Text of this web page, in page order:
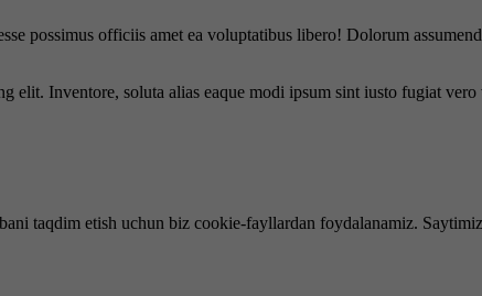
possimus officiis amet ea voluptatibus libero! Dolorum
elit. Inventore, soluta alias eaque modi ipsum sint iusto fugiat vero
taqdim etish uchun biz cookie-fayllardan foydalanamiz.